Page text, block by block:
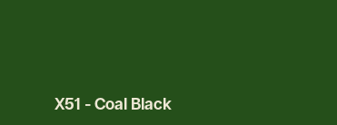
X51 -Coal Black